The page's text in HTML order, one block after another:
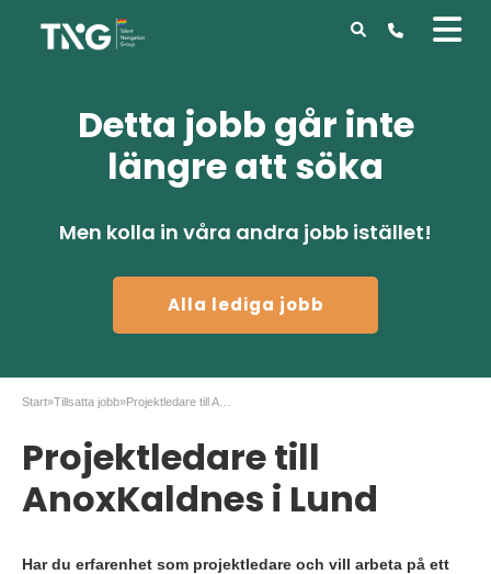
Detta jobb går inte
längre att söka
Men kolla in våra andra jobb istället!
Alla lediga jobb
Start»Tillsatta jobb»
Projektledare till
AnoxKaldnes i Lund
Har du erfarenhet som projektledare och vill arbeta på ett